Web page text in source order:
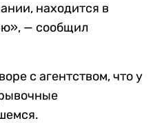
находится в
— сообщил
с агентством, что у